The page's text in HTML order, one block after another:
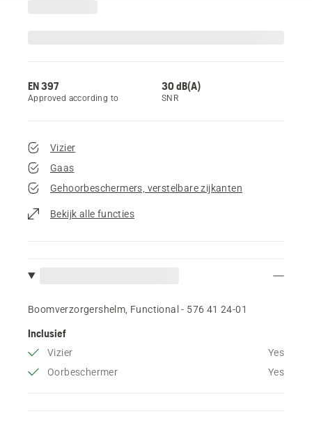
EN 397
Approved according to
30 dB(A)
SNR
Vizier
Gaas
Gehoorbeschermers, verstelbare zijkanten
Bekijk alle functies
Boomverzorgershelm, Functional - 576 41 24‑01
Inclusief
Vizier
Yes
Oorbeschermer
Yes